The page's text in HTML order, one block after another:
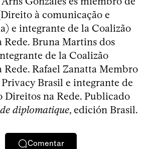
à comunicação e
e integrante de la Coalizão
Rede. Bruna Martins dos
de la Coalizão
Rede. Rafael Zanatta Membro
Privacy Brasil e integrante de
Direitos na Rede. Publicado
diplomatique, edición Brasil.
Comentar